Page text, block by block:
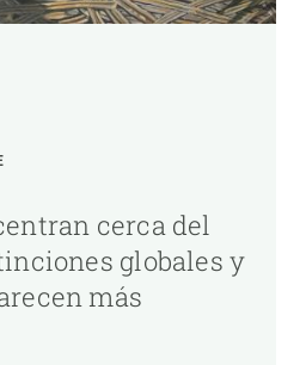
cerca del
globales y
más